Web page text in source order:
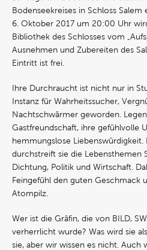
Bodenseekreises in Schloss
6. Oktober 2017 um 20:00 Uhr
Bibliothek des Schlosses vom
Ausnehmen und Zubereiten des
Eintritt ist frei.
Ihre Durchraucht ist nicht nur in
Instanz für Wahrheitssucher,
Nachtschwärmer geworden.
Gastfreundschaft, ihre gefühlvolle
hemmungslose Liebenswürdigkeit.
durchstreift sie die Lebensthemen
Dichtung, Politik und Wirtschaft.
Feingefühl den guten Geschmack
Atompilz.
Wer ist die Gräfin, die von BILD,
verherrlicht wurde? Was wird sie
sie, aber wir wissen es nicht. Auch